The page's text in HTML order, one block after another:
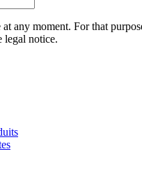
any moment. For that
legal notice.